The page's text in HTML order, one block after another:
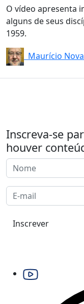
O vídeo apresenta
alguns de seus
1959.
Maurício
Inscreva-se
houver
Inscrever